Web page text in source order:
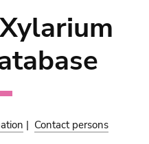
| Contact persons